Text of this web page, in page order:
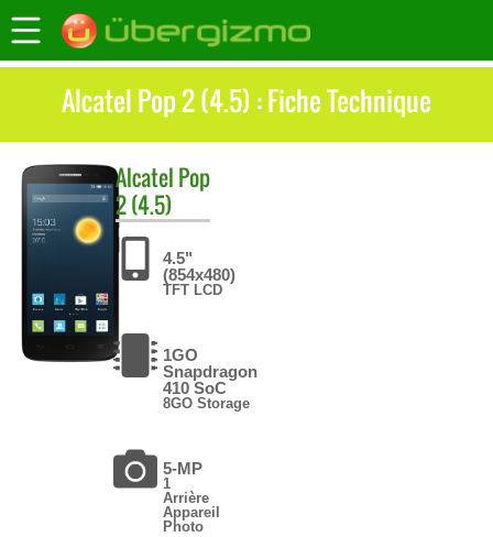
Alcatel Pop 2 (4.5) : Fiche Technique
Alcatel Pop
2 (4.5)
4.5"
(854x480)
TFT LCD
1GO
Snapdragon
410 SoC
8GO Storage
5-MP
1
Arrière
Appareil
Photo